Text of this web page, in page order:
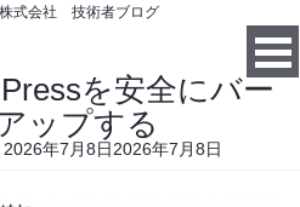
式会社 技術者ブログ
を安全にバー
ップする
2026年7月8日2026年7月8日